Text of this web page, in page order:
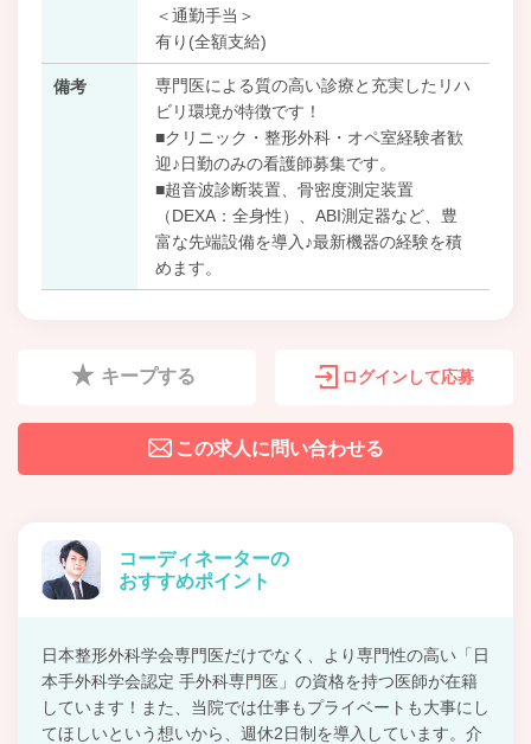
＜通勤手当＞
有り(全額支給)
備考
専門医による質の高い診療と充実したリハ
ビリ環境が特徴です！
■クリニック・整形外科・オペ室経験者歓
迎♪日勤のみの看護師募集です。
■超音波診断装置、骨密度測定装置
（DEXA：全身性）、ABI測定器など、豊
富な先端設備を導入♪最新機器の経験を積
めます。
キープする ログインして応募
この求人に問い合わせる
コーディネーターの
おすすめポイント
日本整形外科学会専門医だけでなく、より専門性の高い「日
本手外科学会認定 手外科専門医」の資格を持つ医師が在籍
しています！また、当院では仕事もプライベートも大事にし
てほしいという想いから、週休2日制を導入しています。介